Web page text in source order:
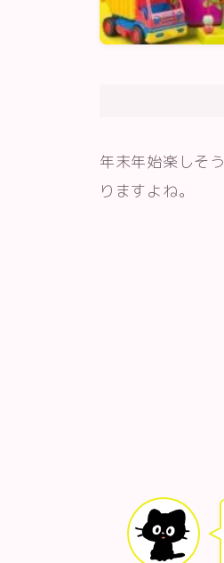
年末年始楽しそ
りますよね。